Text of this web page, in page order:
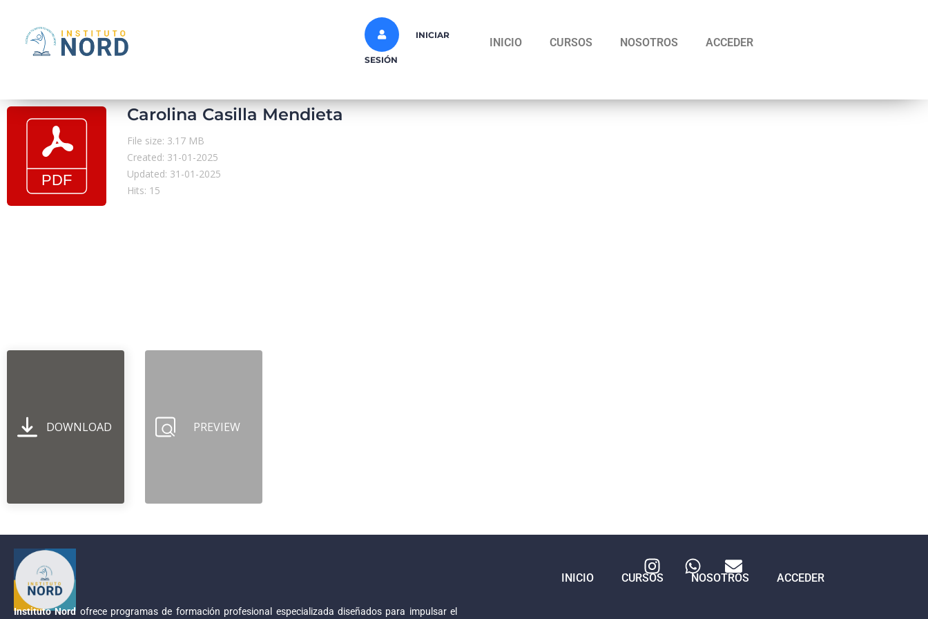
INICIAR
SESIÓN
INICIO CURSOS NOSOTROS ACCEDER
Carolina Casilla Mendieta
File size: 3.17 MB
Created: 31-01-2025
Updated: 31-01-2025
Hits: 15
DOWNLOAD PREVIEW
Instituto Nord ofrece programas de formación profesional especializada diseñados para impulsar el
INICIO CURSOS NOSOTROS ACCEDER